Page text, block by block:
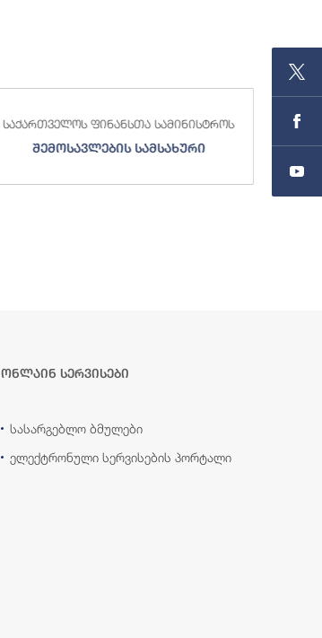
საქართველოს ფინანსთა სამინისტროს
შემოსავლების სამსახური
ონლაინ სერვისები
სასარგებლო ბმულები
ელექტრონული სერვისების პორტალი